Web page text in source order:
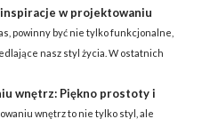
w projektowaniu
powinny być nie tylko funkcjonalne,
nasz styl życia. W ostatnich
wnętrz: Piękno prostoty i
wnętrz to nie tylko styl, ale